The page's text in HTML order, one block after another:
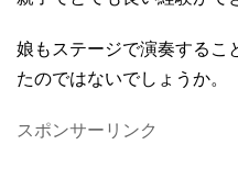
娘もステージで演奏するこ
たのではないでしょうか。
スポンサーリンク